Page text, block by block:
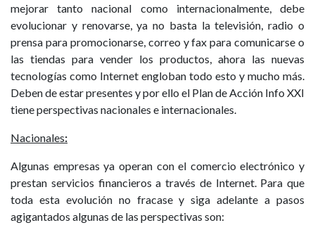
mejorar tanto nacional como internacionalmente, debe
evolucionar y renovarse, ya no basta la televisión, radio o
prensa para promocionarse, correo y fax para comunicarse o
las tiendas para vender los productos, ahora las nuevas
tecnologías como Internet engloban todo esto y mucho más.
Deben de estar presentes y por ello el Plan de Acción Info XXI
tiene perspectivas nacionales e internacionales.
Nacionales:
Algunas empresas ya operan con el comercio electrónico y
prestan servicios financieros a través de Internet. Para que
toda esta evolución no fracase y siga adelante a pasos
agigantados algunas de las perspectivas son: